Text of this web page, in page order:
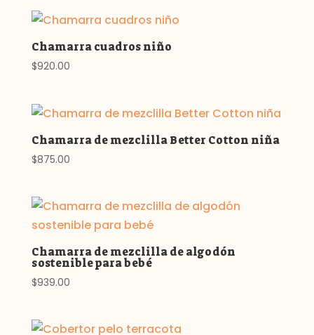
Chamarra cuadros niño
$920.00
Chamarra de mezclilla Better Cotton niña
$875.00
Chamarra de mezclilla de algodón
sostenible para bebé
$939.00